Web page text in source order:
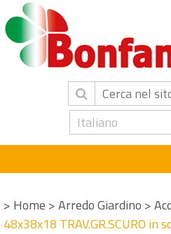
Italiano
> Home >Arredo Giardino >
48x38x18 TRAV.GR.SCURO in